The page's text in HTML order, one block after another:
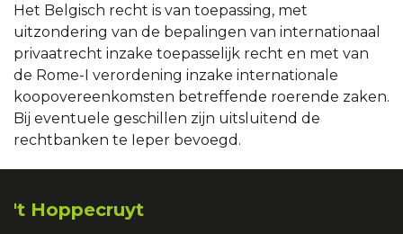
Het Belgisch recht is van toepassing, met
uitzondering van de bepalingen van internationaal
privaatrecht inzake toepasselijk recht en met van
de Rome-I verordening inzake internationale
koopovereenkomsten betreffende roerende zaken.
Bij eventuele geschillen zijn uitsluitend de
rechtbanken te Ieper bevoegd.
't Hoppecruyt